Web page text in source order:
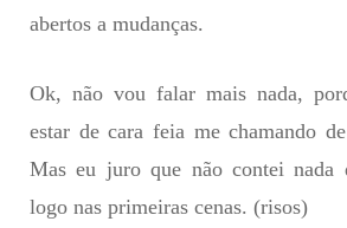
abertos a mudanças.
Ok, não vou falar mais nada,
estar de cara feia me chamando
Mas eu juro que não contei nada
logo nas primeiras cenas. (risos)